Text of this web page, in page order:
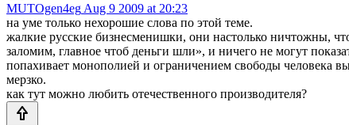
MUTOgen4eg Aug 9 2009 at 20:23
на уме только нехорошие слова по этой теме.
жалкие русские бизнесменишки, они настолько ничтожны,
заломим, главное чтоб деньги шли», и ничего не могут
попахивает монополией и ограничением свободы человека
мерзко.
как тут можно любить отечественного производителя?